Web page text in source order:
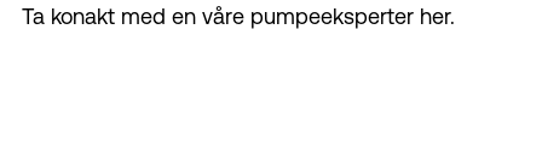
Ta konakt med en våre pumpeeksperter her.